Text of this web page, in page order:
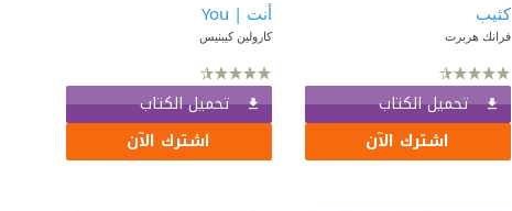
كثيب
فرانك هربرت
تحميل الكتاب
اشترك الآن
أنت | You
كارولين كيبنيس
تحميل الكتاب
اشترك الآن